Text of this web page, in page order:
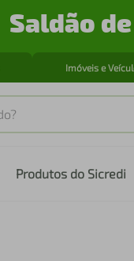
Saldão
Imóveis e
Produtos do Sicredi